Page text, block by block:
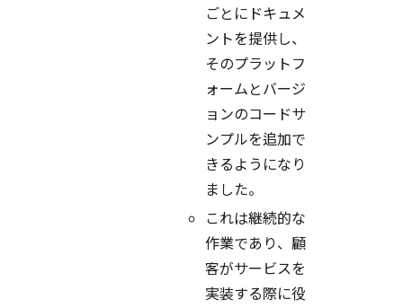
ごとにドキュメ
ントを提供し、
そのプラットフ
ォームとバージ
ョンのコードサ
ンプルを追加で
きるようになり
ました。
これは継続的な
作業であり、顧
客がサービスを
実装する際に役